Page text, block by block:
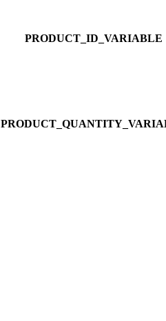
PRODUCT_ID_VARIABLE